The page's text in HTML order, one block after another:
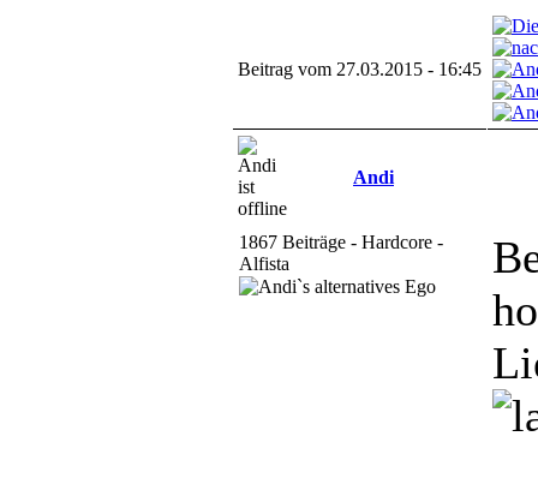
Beitrag vom 27.03.2015 - 16:45
Andi
1867 Beiträge - Hardcore -
Alfista